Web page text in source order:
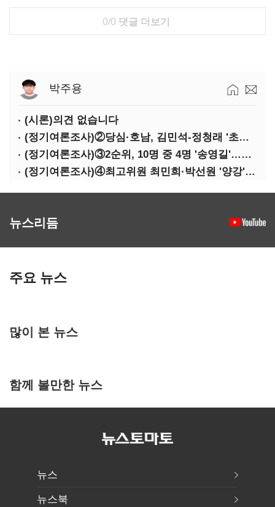
0/0 댓글 더보기
박주용
(시론)의견 없습니다
(정기여론조사)②당심·호남, 김민석-정청래 '초접전'
(정기여론조사)③2순위, 10명 중 4명 '송영길'…정청래 '한 자릿수'
(정기여론조사)④최고위원 최민희·박선원 '양강'…서미화·이성윤·임미애 뒤이어
뉴스리듬
주요 뉴스
많이 본 뉴스
함께 볼만한 뉴스
뉴스
뉴스북